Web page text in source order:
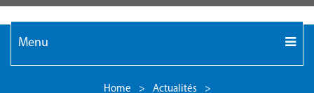
Menu
Home > Actualités
>